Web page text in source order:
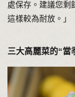
處保存。建議您剩
這樣較為耐放。」
三大高麗菜的“當